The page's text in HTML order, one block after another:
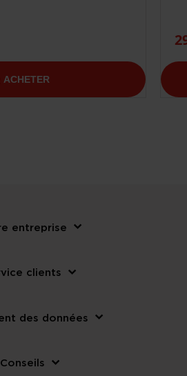
ACHETER
entreprise
clients
des données
Conseils